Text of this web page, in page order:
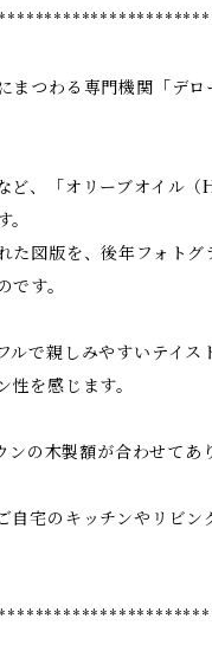
まつわる専門機関「デ
ど、「オリーブオイル
た図版を、後年フォト
す。
ルで親しみやすいテイ
を感じます。
の木製額が合わせてあ
自宅のキッチンやリビ